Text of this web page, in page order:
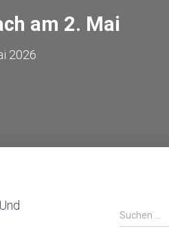
am 2. Mai
2026
S
u
Suchen …